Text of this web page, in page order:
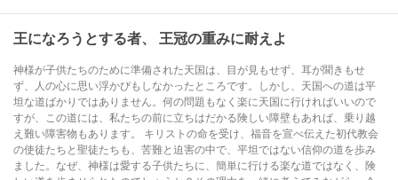
王になろうとする者、 王冠の重みに耐えよ
神様が子供たちのために準備された天国は、目が見もせず、耳が聞きもせ
ず、人の心に思い浮かびもしなかったところです。しかし、天国への道は平
坦な道ばかりではありません。何の問題もなく楽に天国に行ければいいので
すが、この道には、私たちの前に立ちはだかる険しい障壁もあれば、乗り越
え難い障害物もあります。 キリストの命を受け、福音を宣べ伝えた初代教会
の使徒たちと聖徒たちも、苦難と迫害の中で、平坦ではない信仰の道を歩み
ました。なぜ、神様は愛する子供たちに、簡単に行ける楽な道ではなく、険